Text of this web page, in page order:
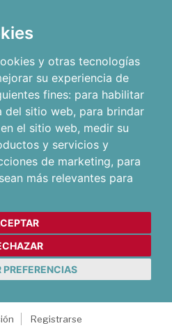
y otras tecnologías
su experiencia de
fines: para habilitar
del sitio web, para brindar
el sitio web, medir su
y servicios y
de marketing, para
más relevantes para
Registrarse